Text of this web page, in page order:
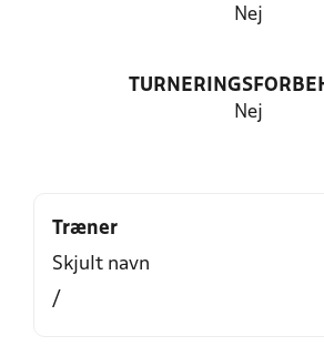
Nej
Nej
Træner
Skjult navn
/